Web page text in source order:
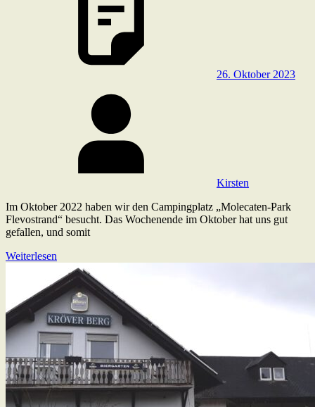
26. Oktober 2023
Kirsten
Im Oktober 2022 haben wir den Campingplatz „Molecaten-Park
Flevostrand“ besucht. Das Wochenende im Oktober hat uns gut
gefallen, und somit
Weiterlesen